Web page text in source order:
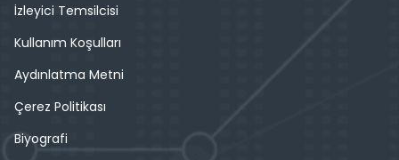
İzleyici Temsilcisi
Kullanım Koşulları
Aydınlatma Metni
Çerez Politikası
Biyografi